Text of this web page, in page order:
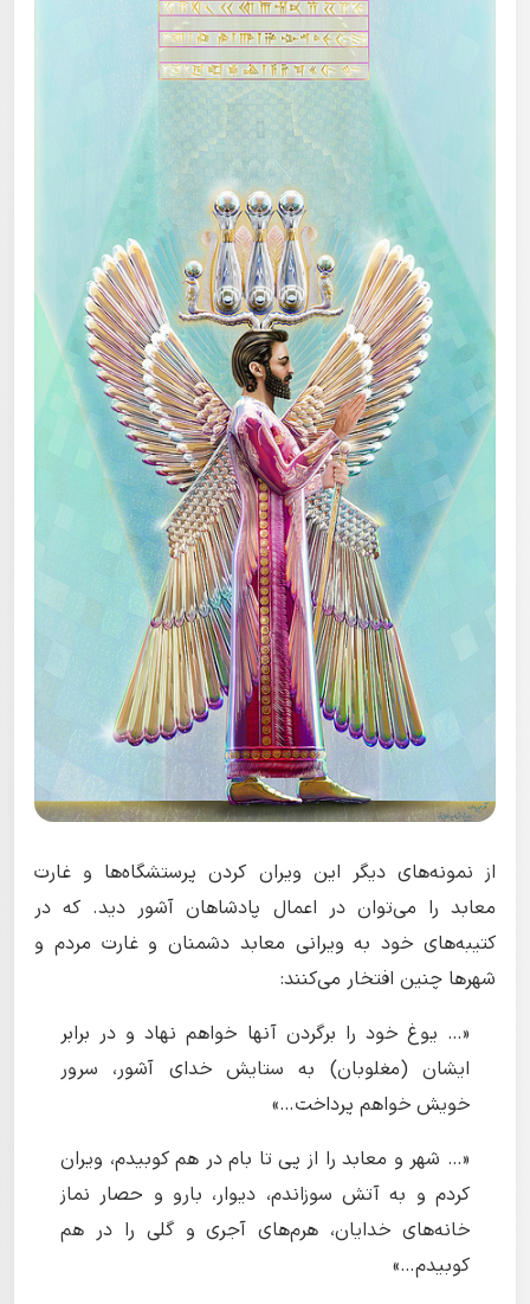
از نمونه‌های دیگر این ویران کردن پرستشگاه‌ها و غارت
معابد را می‌توان در اعمال پادشاهان آشور دید. که در
کتیبه‌های خود به ویرانی معابد دشمنان و غارت مردم و
شهرها چنین افتخار می‌کنند:
«… یوغ خود را برگردن آنها خواهم نهاد و در برابر
ایشان (مغلوبان) به ستایش خدای آشور، سرور
خویش خواهم پرداخت…»
«… شهر و معابد را از پی تا بام در هم کوبیدم، ویران
کردم و به آتش سوزاندم، دیوار، بارو و حصار نماز
خانه‌های خدایان، هرم‌های آجری و گلی را در هم
کوبیدم…»